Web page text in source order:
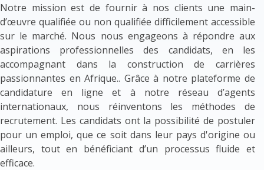
Notre mission est de fournir à nos clients une main-
d’œuvre qualifiée ou non qualifiée difficilement accessible
sur le marché. Nous nous engageons à répondre aux
aspirations professionnelles des candidats, en les
accompagnant dans la construction de carrières
passionnantes en Afrique.. Grâce à notre plateforme de
candidature en ligne et à notre réseau d’agents
internationaux, nous réinventons les méthodes de
recrutement. Les candidats ont la possibilité de postuler
pour un emploi, que ce soit dans leur pays d'origine ou
ailleurs, tout en bénéficiant d’un processus fluide et
efficace.